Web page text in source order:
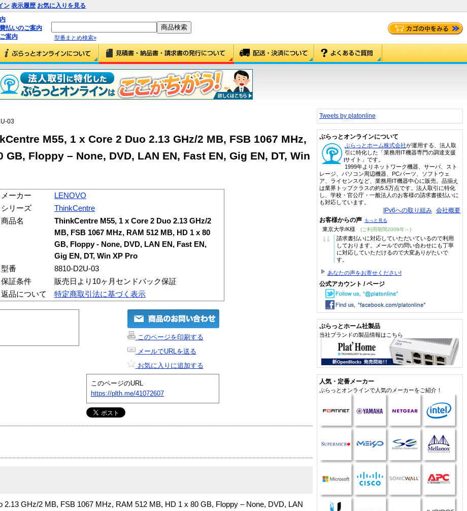
ン 表示履歴 お気に入りを見る
払いのご案内
案内
型番まとめ検索»
03
M55, 1 x Core 2 Duo 2.13 GHz/2 MB, FSB 1067 MHz,
GB, Floppy – None, DVD, LAN EN, Fast EN, Gig EN, DT, Win
メーカー
LENOVO
シリーズ
ThinkCentre
商品名
ThinkCentre M55, 1 x Core 2 Duo 2.13 GHz/2
MB, FSB 1067 MHz, RAM 512 MB, HD 1 x 80
GB, Floppy - None, DVD, LAN EN, Fast EN,
Gig EN, DT, Win XP Pro
型番
8810-D2U-03
保証条件
販売日より10ヶ月センドバック保証
返品について
特定商取引法に基づく表示
このページを印刷する
メールでURLを送る
お気に入りに追加する
このページのURL
https://plth.me/41072607
2.13 GHz/2 MB, FSB 1067 MHz, RAM 512 MB, HD 1 x 80 GB, Floppy – None, DVD, LAN
Tweets by platonline
ぷらっとオンラインについて
ぷらっとホーム株式会社が運用する、法人取
引に特化した「業務用IT機器専門の調達支援
サイト」です。
1999年よりネットワーク機器、サーバ、スト
レージ、パソコン周辺機器、PCパーツ、ソフトウェ
ア、ライセンスなど、業務用IT機器中心に販売。品揃え
は業界トップクラスの約5.5万点です。法人取引に特化
し、学校・官公庁・一般法人のお客様の請求書後払いに
も対応しています。
IPv6への取り組み 会社概要
お客様からの声 もっと見る
東京大学/K様 (ご利用期間2009年～)
“
請求書払いに対応していただいているので利用
しております。メールでの問い合わせにも丁寧
に対応していただけるので大変ありがたいで
す。
あなたの声をお寄せください!
公式アカウント / ページ
ぷらっとホーム社製品
当社ブランドの製品情報はこちら
人気・定番メーカー
ぷらっとオンラインで人気のメーカーをご紹介！